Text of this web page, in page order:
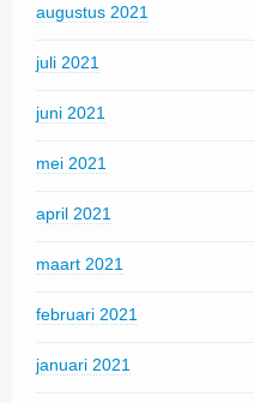
augustus 2021
juli 2021
juni 2021
mei 2021
april 2021
maart 2021
februari 2021
januari 2021